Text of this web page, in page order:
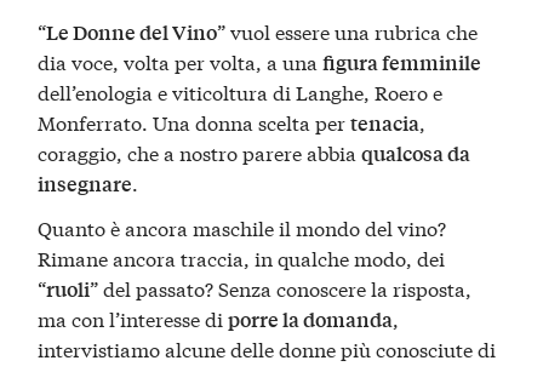
“Le Donne del Vino” vuol essere una rubrica che
dia voce, volta per volta, a unafigura femminile
dell’enologia e viticoltura di Langhe, Roero e
Monferrato. Una donna scelta pertenacia,
coraggio, che a nostro parere abbiaqualcosa da
insegnare.
Quanto è ancora maschile il mondo del vino?
Rimane ancora traccia, in qualche modo, dei
“ruoli” del passato? Senza conoscere la risposta,
ma con l’interesse diporre la domanda,
intervistiamo alcune delle donne più conosciute di